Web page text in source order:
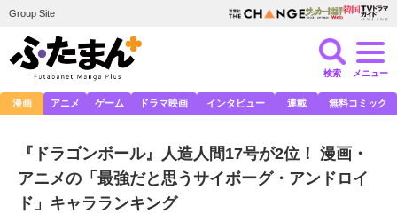
Group Site
検索 メニュー
漫画 アニメ ゲーム ドラマ映画 インタビュー 連載 無料コミック
『ドラゴンボール』人造人間17号が2位！ 漫画・
アニメの「最強だと思うサイボーグ・アンドロイ
ド」キャラランキング